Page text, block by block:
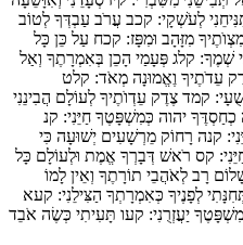
לְעֹשְׁקָי: קכב עֲרֹב עַבְדְּךָ לְטוֹב
מִזָּהָב וּמִפָּז: קכח עַל כֵּן כָּל
שְׁמֶךָ: קלג פְּעָמַי הָכֵן בְּאִמְרָתֶךָ וְאַל
עֵדֹתֶיךָ וֶאֱמוּנָה מְאֹד: קלט
קמד צֶדֶק עֵדְוֺתֶיךָ לְעוֹלָם הֲבִינֵנִי
כְחַסְדֶּךָ יהוה כְּמִשְׁפָּטֶךָ חַיֵּנִי: קנ
קנה רָחוֹק מֵרְשָׁעִים יְשׁוּעָה כִּי
קס רֹאשׁ דְּבָרְךָ אֱמֶת וּלְעוֹלָם כָּל
רָב לְאֹהֲבֵי תוֹרָתֶךָ וְאֵין לָמוֹ
לְפָנֶיךָ כְּאִמְרָתְךָ הַצִּילֵנִי: קעא
יַעֲזְרֻנִי: קעו תָּעִיתִי כְּשֶׂה אֹבֵד